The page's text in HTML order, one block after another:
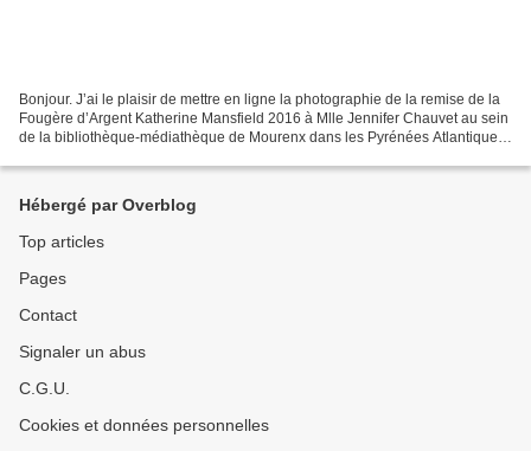
Bonjour. J’ai le plaisir de mettre en ligne la photographie de la remise de la
Fougère d’Argent Katherine Mansfield 2016 à Mlle Jennifer Chauvet au sein
de la bibliothèque-médiathèque de Mourenx dans les Pyrénées Atlantiques,
Hébergé par Overblog
Top articles
Pages
Contact
Signaler un abus
C.G.U.
Cookies et données personnelles